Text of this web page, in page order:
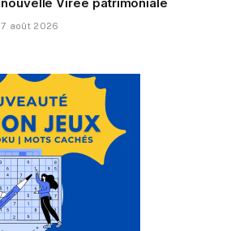
7 août 2026